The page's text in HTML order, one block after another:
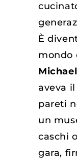
È
mondo
aveva
pareti
un
caschi
gara,